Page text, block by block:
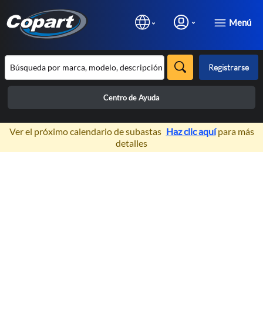
Menú
Registrarse
Centro de Ayuda
×
Ver el próximo calendario de subastas Haz clic aquípara más
detalles